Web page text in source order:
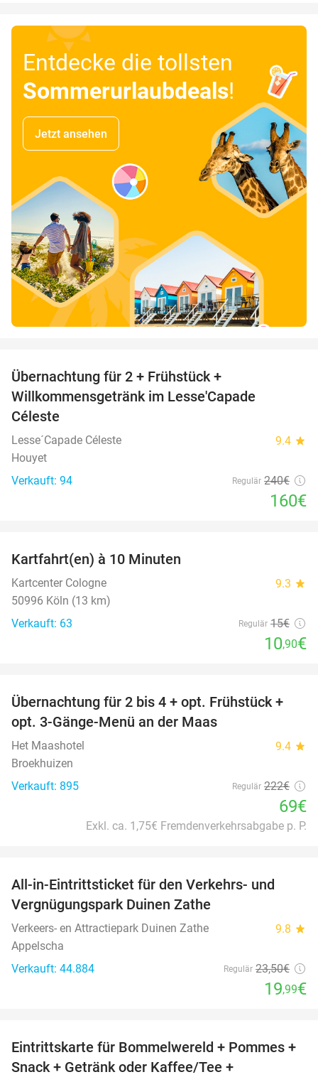
Entdecke die tollsten
Sommerurlaubdeals!
Jetzt ansehen
Übernachtung für 2 + Frühstück +
Willkommensgetränk im Lesse'Capade
Céleste
Lesse´Capade Céleste 9.4 star
Houyet
Verkauft: 94
Regulär 240€
160€
Kartfahrt(en) à 10 Minuten
Kartcenter Cologne 9.3 star
50996 Köln (13 km)
Verkauft: 63
Regulär 15€
10,90€
69%
Übernachtung für 2 bis 4 + opt. Frühstück +
opt. 3-Gänge-Menü an der Maas
Het Maashotel 9.4 star
Broekhuizen
Verkauft: 895
Regulär 222€
69€
Exkl. ca. 1,75€ Fremdenverkehrsabgabe p. P.
All-in-Eintrittsticket für den Verkehrs- und
Vergnügungspark Duinen Zathe
Verkeers- en Attractiepark Duinen Zathe 9.8 star
Appelscha
Verkauft: 44.884
Regulär 23,50€
19,99€
23%
Eintrittskarte für Bommelwereld + Pommes +
Snack + Getränk oder Kaffee/Tee +